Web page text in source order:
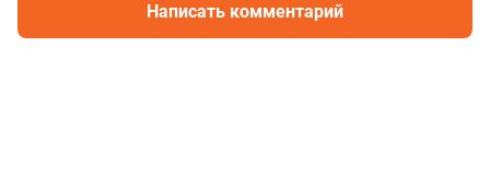
Написать комментарий